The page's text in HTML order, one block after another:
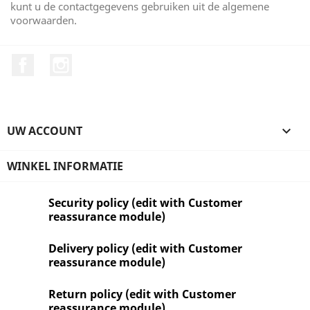
kunt u de contactgegevens gebruiken uit de algemene
voorwaarden.
UW ACCOUNT 
WINKEL INFORMATIE
Security policy (edit with Customer
reassurance module)
Delivery policy (edit with Customer
reassurance module)
Return policy (edit with Customer